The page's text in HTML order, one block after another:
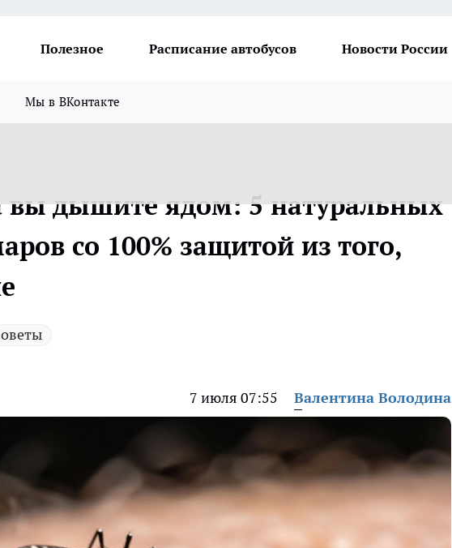
Полезное Расписание автобусов Новости России
Мы в ВКонтакте
вы дышите ядом: 5 натуральных
со 100% защитой из того,
7 июля 07:55 Валентина Володина